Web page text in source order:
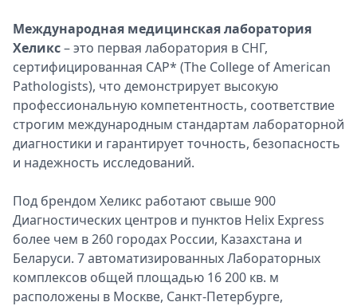
Международная медицинская лаборатория
Хеликс– это первая лаборатория в СНГ,
сертифицированная CAP* (The College of American
Pathologists), что демонстрирует высокую
профессиональную компетентность, соответствие
строгим международным стандартам лабораторной
диагностики и гарантирует точность, безопасность
и надежность исследований.
Под брендом Хеликс работают свыше 900
Диагностических центров и пунктов Helix Express
более чем в 260 городах России, Казахстана и
Беларуси. 7 автоматизированных Лабораторных
комплексов общей площадью 16 200 кв. м
расположены в Москве, Санкт-Петербурге,